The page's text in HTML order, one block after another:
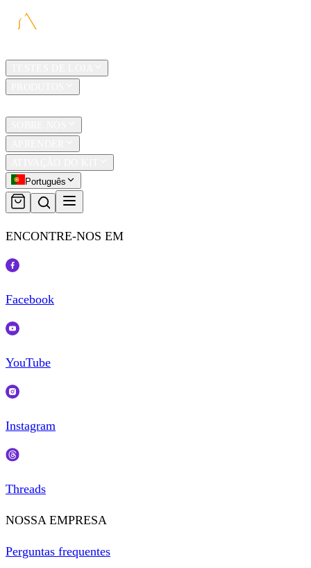
Português
ENCONTRE-NOS EM
Facebook
YouTube
Instagram
Threads
NOSSA EMPRESA
Perguntas frequentes